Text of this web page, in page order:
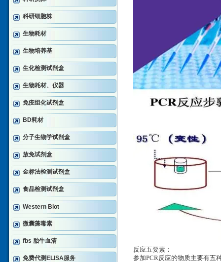
科研细胞株
生物耗材
生物培养基
生化检测试剂盒
生物耗材、仪器
免疫组化试剂盒
BD耗材
分子生物学试剂盒
放免试剂盒
金标法检测试剂盒
食品检测试剂盒
Western Blot
微囊藻毒素
fbs 胎牛血清
免费代测ELISA服务
反应五要素：
参加PCR反应的物质主要有五